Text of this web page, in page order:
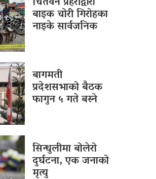
बाइक चोरी गिरोहका
नाइके सार्वजनिक
बागमती
प्रदेशसभाको बैठक
फागुन ५ गते बस्ने
सिन्धुलीमा बोलेरो
दुर्घटना, एक जनाको
मृत्यु